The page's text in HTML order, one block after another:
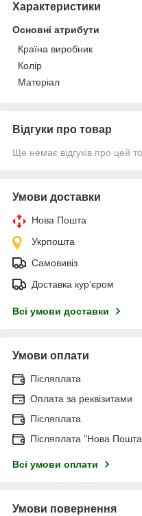
Характеристики
Основні атрибути
Країна виробник
Колір
Матеріал
Відгуки про товар
Ще немає відгуків про цей
Умови доставки
Нова Пошта
Укрпошта
Самовивіз
Доставка кур'єром
Всі умови доставки
Умови оплати
Післяплата
Оплата за реквізитами
Післяплата
Післяплата "Нова
Всі умови оплати
Умови повернення